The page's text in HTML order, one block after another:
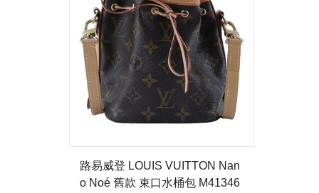
路易威登 LOUIS VUITTON Nan
o Noé 舊款 束口水桶包 M41346